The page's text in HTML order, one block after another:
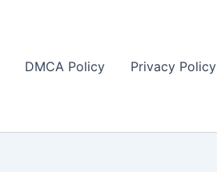
DMCA Policy Privacy Policy